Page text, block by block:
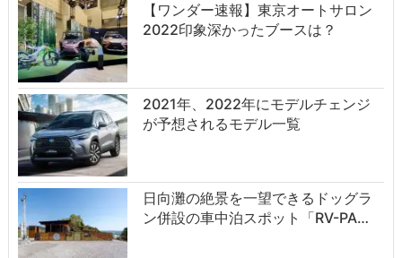
【ワンダー速報】東京オートサロン
2022印象深かったブースは？
2021年、2022年にモデルチェンジ
が予想されるモデル一覧
日向灘の絶景を一望できるドッグラ
ン併設の車中泊スポット「RV-PA…